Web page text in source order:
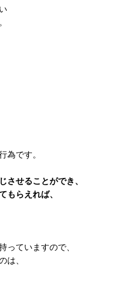
為です。
させることができ、
もらえれば、
っていますので、
は、